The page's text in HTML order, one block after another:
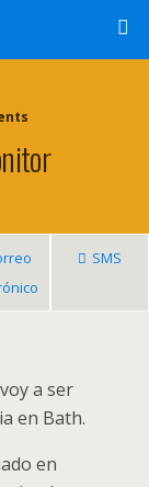
SMS
a ser
en Bath.
en